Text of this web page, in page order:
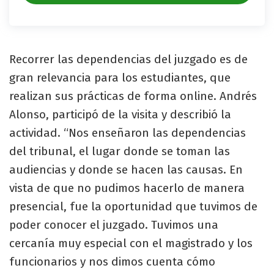
Recorrer las dependencias del juzgado es de
gran relevancia para los estudiantes, que
realizan sus prácticas de forma online. Andrés
Alonso, participó de la visita y describió la
actividad. “Nos enseñaron las dependencias
del tribunal, el lugar donde se toman las
audiencias y donde se hacen las causas. En
vista de que no pudimos hacerlo de manera
presencial, fue la oportunidad que tuvimos de
poder conocer el juzgado. Tuvimos una
cercanía muy especial con el magistrado y los
funcionarios y nos dimos cuenta cómo